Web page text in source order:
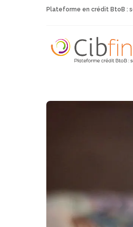
Plateforme en crédit BtoB :